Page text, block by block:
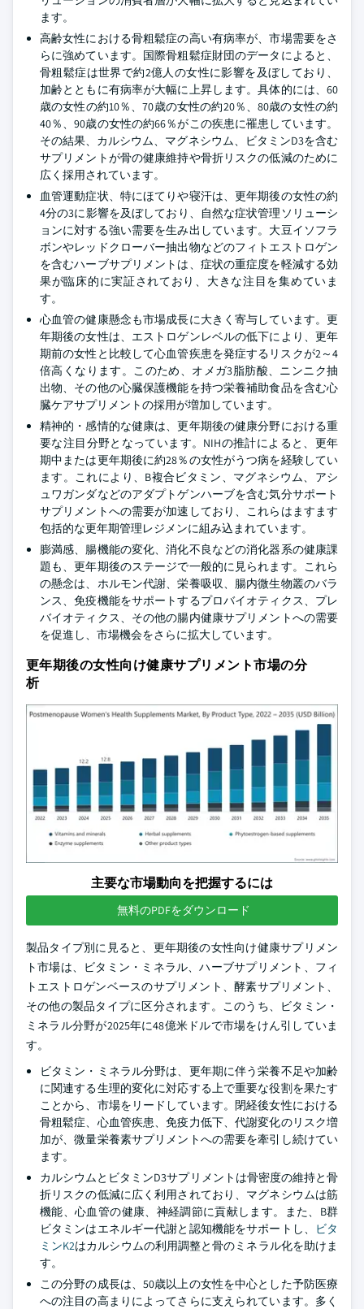
ます。
高齢女性における骨粗鬆症の高い有病率が、市場需要をさ
らに強めています。国際骨粗鬆症財団のデータによると、
骨粗鬆症は世界で約2億人の女性に影響を及ぼしており、
加齢とともに有病率が大幅に上昇します。具体的には、60
歳の女性の約10％、70歳の女性の約20％、80歳の女性の約
40％、90歳の女性の約66％がこの疾患に罹患しています。
その結果、カルシウム、マグネシウム、ビタミンD3を含む
サプリメントが骨の健康維持や骨折リスクの低減のために
広く採用されています。
血管運動症状、特にほてりや寝汗は、更年期後の女性の約
4分の3に影響を及ぼしており、自然な症状管理ソリューシ
ョンに対する強い需要を生み出しています。大豆イソフラ
ボンやレッドクローバー抽出物などのフィトエストロゲン
を含むハーブサプリメントは、症状の重症度を軽減する効
果が臨床的に実証されており、大きな注目を集めていま
す。
心血管の健康懸念も市場成長に大きく寄与しています。更
年期後の女性は、エストロゲンレベルの低下により、更年
期前の女性と比較して心血管疾患を発症するリスクが2～4
倍高くなります。このため、オメガ3脂肪酸、ニンニク抽
出物、その他の心臓保護機能を持つ栄養補助食品を含む心
臓ケアサプリメントの採用が増加しています。
精神的・感情的な健康は、更年期後の健康分野における重
要な注目分野となっています。NIHの推計によると、更年
期中または更年期後に約28％の女性がうつ病を経験してい
ます。これにより、B複合ビタミン、マグネシウム、アシ
ュワガンダなどのアダプトゲンハーブを含む気分サポート
サプリメントへの需要が加速しており、これらはますます
包括的な更年期管理レジメンに組み込まれています。
膨満感、腸機能の変化、消化不良などの消化器系の健康課
題も、更年期後のステージで一般的に見られます。これら
の懸念は、ホルモン代謝、栄養吸収、腸内微生物叢のバラ
ンス、免疫機能をサポートするプロバイオティクス、プレ
バイオティクス、その他の腸内健康サプリメントへの需要
を促進し、市場機会をさらに拡大しています。
更年期後の女性向け健康サプリメント市場の分
析
主要な市場動向を把握するには
無料のPDFをダウンロード
製品タイプ別に見ると、更年期後の女性向け健康サプリメン
ト市場は、ビタミン・ミネラル、ハーブサプリメント、フィ
トエストロゲンベースのサプリメント、酵素サプリメント、
その他の製品タイプに区分されます。このうち、ビタミン・
ミネラル分野が2025年に48億米ドルで市場をけん引していま
す。
ビタミン・ミネラル分野は、更年期に伴う栄養不足や加齢
に関連する生理的変化に対応する上で重要な役割を果たす
ことから、市場をリードしています。閉経後女性における
骨粗鬆症、心血管疾患、免疫力低下、代謝変化のリスク増
加が、微量栄養素サプリメントへの需要を牽引し続けてい
ます。
カルシウムとビタミンD3サプリメントは骨密度の維持と骨
折リスクの低減に広く利用されており、マグネシウムは筋
機能、心血管の健康、神経調節に貢献します。また、B群
ビタミンはエネルギー代謝と認知機能をサポートし、
ビタ
ミンK2はカルシウムの利用調整と骨のミネラル化を助けま
す。
この分野の成長は、50歳以上の女性を中心とした予防医療
への注目の高まりによってさらに支えられています。多く